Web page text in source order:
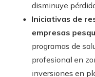
disminuye
Iniciativas de
empresas
programas de
profesional en
inversiones en